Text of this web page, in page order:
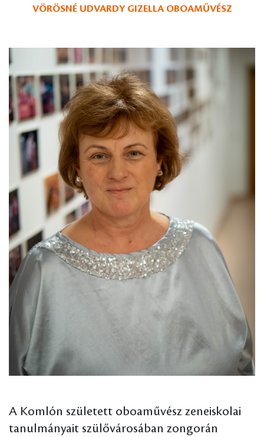
VÖRÖSNÉ UDVARDY GIZELLA OBOAMŰVÉSZ
A Komlón született oboaművész zeneiskolai
tanulmányait szülővárosában zongorán